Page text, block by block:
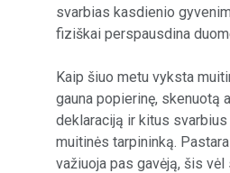
svarbias kasdienio
fiziškai perspausdina
Kaip šiuo metu vyksta
gauna popierinę, skenuotą
deklaraciją ir kitus
muitinės tarpininką.
važiuoja pas gavėją, šis